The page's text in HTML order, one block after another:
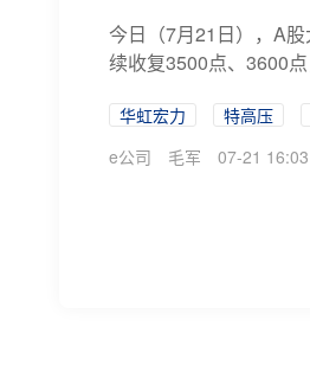
今日（7月21日），A
续收复3500点、3600
华虹宏力 特高压
e公司
毛军 07-21 16:03